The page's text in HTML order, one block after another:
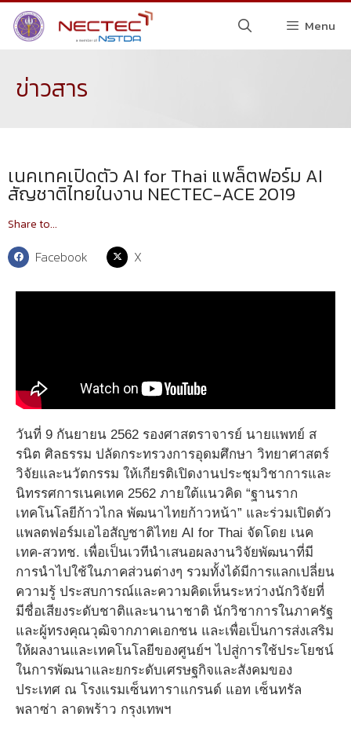
Menu
ข่าวสาร
เนคเทคเปิดตัว AI for Thai แพล็ตฟอร์ม AI
สัญชาติไทยในงาน NECTEC-ACE 2019
Share to...
Facebook X
วันที่ 9 กันยายน 2562 รองศาสตราจารย์ นายแพทย์ ส
รนิต ศิลธรรม ปลัดกระทรวงการอุดมศึกษา วิทยาศาสตร์
วิจัยและนวัตกรรม ให้เกียรติเปิดงานประชุมวิชาการและ
นิทรรศการเนคเทค 2562 ภายใต้แนวคิด “ฐานราก
เทคโนโลยีก้าวไกล พัฒนาไทยก้าวหน้า” และร่วมเปิดตัว
แพลตฟอร์มเอไอสัญชาติไทย AI for Thai จัดโดย เนค
เทค-สวทช. เพื่อเป็นเวทีนำเสนอผลงานวิจัยพัฒนาที่มี
การนำไปใช้ในภาคส่วนต่างๆ รวมทั้งได้มีการแลกเปลี่ยน
ความรู้ ประสบการณ์และความคิดเห็นระหว่างนักวิจัยที่
มีชื่อเสียงระดับชาติและนานาชาติ นักวิชาการในภาครัฐ
และผู้ทรงคุณวุฒิจากภาคเอกชน และเพื่อเป็นการส่งเสริม
ให้ผลงานและเทคโนโลยีของศูนย์ฯ ไปสู่การใช้ประโยชน์
ในการพัฒนาและยกระดับเศรษฐกิจและสังคมของ
ประเทศ ณ โรงแรมเซ็นทาราแกรนด์ แอท เซ็นทรัล
พลาซ่า ลาดพร้าว กรุงเทพฯ